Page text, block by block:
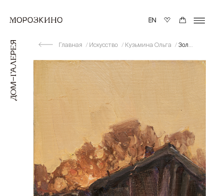
Главная Искусство Кузьмина Ольга Золотой вечер